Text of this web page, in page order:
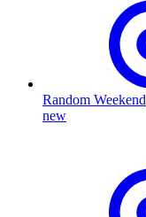
Random Weekend
new